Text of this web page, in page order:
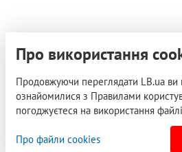
Про використання
Продовжуючи переглядати LB.ua ви
ознайомилися з Правилами
погоджуєтеся на використання
Про файли cookies